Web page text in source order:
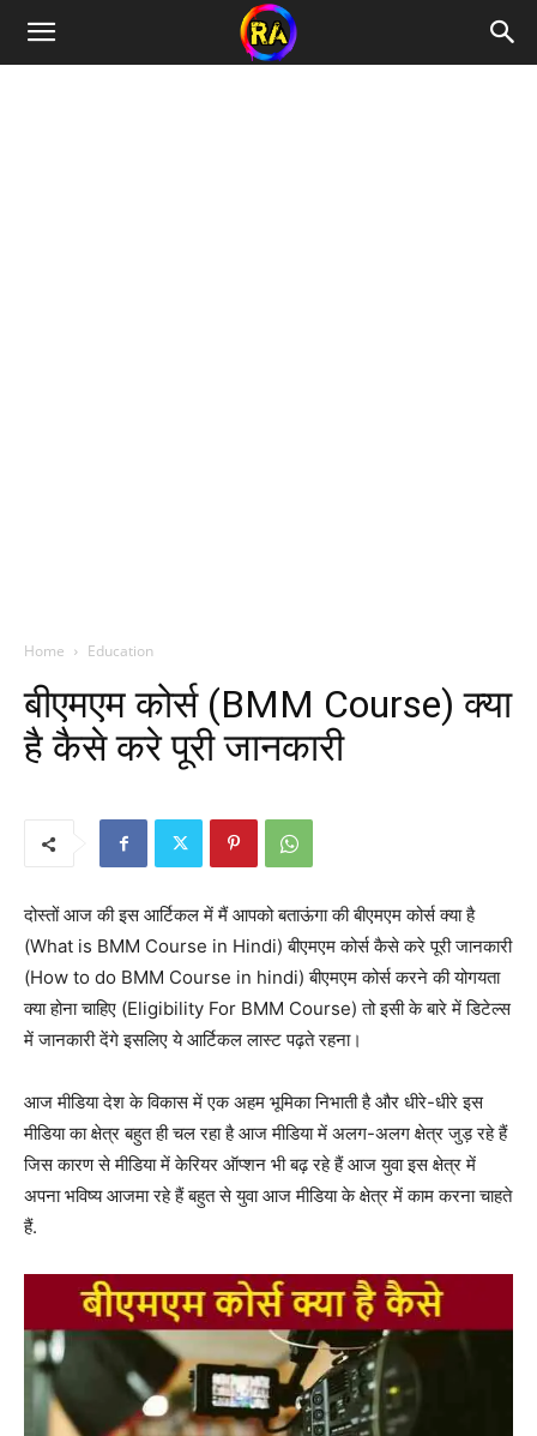
Home Education
बीएमएम कोर्स (BMM Course) क्या
है कैसे करे पूरी जानकारी
दोस्तों आज की इस आर्टिकल में मैं आपको बताऊंगा की बीएमएम कोर्स क्या है
(What is BMM Course in Hindi) बीएमएम कोर्स कैसे करे पूरी जानकारी
(How to do BMM Course in hindi) बीएमएम कोर्स करने की योगयता
क्या होना चाहिए (Eligibility For BMM Course) तो इसी के बारे में डिटेल्स
में जानकारी देंगे इसलिए ये आर्टिकल लास्ट पढ़ते रहना।
आज मीडिया देश के विकास में एक अहम भूमिका निभाती है और धीरे-धीरे इस
मीडिया का क्षेत्र बहुत ही चल रहा है आज मीडिया में अलग-अलग क्षेत्र जुड़ रहे हैं
जिस कारण से मीडिया में केरियर ऑप्शन भी बढ़ रहे हैं आज युवा इस क्षेत्र में
अपना भविष्य आजमा रहे हैं बहुत से युवा आज मीडिया के क्षेत्र में काम करना चाहते
हैं.